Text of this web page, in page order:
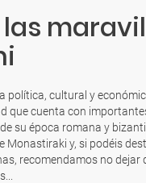
política, cultural y
que cuenta con
su época romana y
Monastiraki y, si podéis
recomendamos no dejar